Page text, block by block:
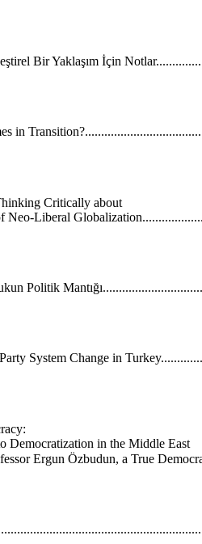
Bir Yaklaşım İçin
in
Critically about
Neo-Liberal
Politik
System Change in
Democratization in the Middle East
Ergun Özbudun, a True